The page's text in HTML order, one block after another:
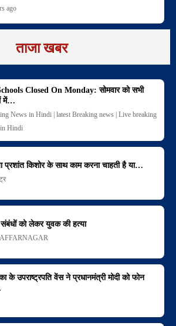
ago
ताजा खबर
Closed On Monday: सोमवार को सभी
में…
News in Hindi | latest Breaking news | Live breaking
Hindi
प्रशांत किशोर के साथ काम करना चाहती है या…
को लेकर युवक की हत्या
के उपराष्ट्रपति वेंस ने प्रधानमंत्री मोदी को फोन